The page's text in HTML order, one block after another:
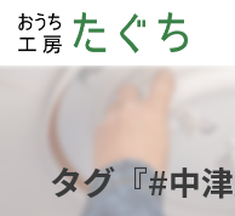
タグ『#中